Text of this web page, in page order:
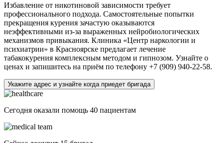
Избавление от никотиновой зависимости требует
профессионального подхода. Самостоятельные попытки
прекращения курения зачастую оказываются
неэффективными из-за выраженных нейробиологических
механизмов привыкания. Клиника «Центр наркологии и
психиатрии» в Красноярске предлагает лечение
табакокурения комплексным методом и гипнозом. Узнайте о
ценах и запишитесь на приём по телефону +7 (909) 940-22-58.
Укажите адрес и узнайте когда приедет бригада
Сегодня оказали помощь 40 пациентам